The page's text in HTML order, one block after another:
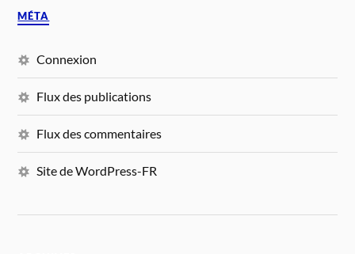
MÉTA
Connexion
Flux des publications
Flux des commentaires
Site de WordPress-FR